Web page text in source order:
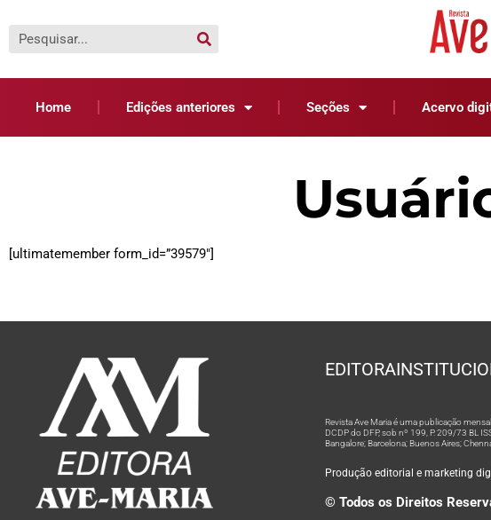
Home Edições anteriores Seções Acervo
[ultimatemember form_id=”39579″]
EDITORA
Revista Ave Maria é uma publicação
DCDP do DFP, sob nº 199, P. 209/73 BL
Bangalore; Barcelona; Buenos Aires;
Produção editorial e marketing
© Todos os Direitos